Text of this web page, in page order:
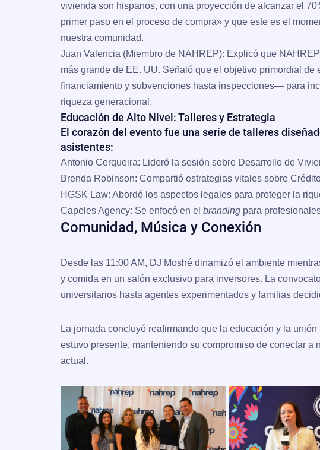
vivienda son hispanos, con una proyección de alcanzar el
primer paso en el proceso de compra» y que este es el
nuestra comunidad.
Juan Valencia (Miembro de NAHREP): Explicó que
más grande de EE. UU. Señaló que el objetivo primordial
financiamiento y subvenciones hasta inspecciones— para
riqueza generacional.
Educación de Alto Nivel: Talleres y Estrategia
El corazón del evento fue una serie de talleres
asistentes:
Antonio Cerqueira: Lideró la sesión sobre Desarrollo de
Brenda Robinson: Compartió estrategias vitales sobre
HGSK Law: Abordó los aspectos legales para proteger la
Capeles Agency: Se enfocó en el branding para
Comunidad, Música y Conexión
Desde las 11:00 AM, DJ Moshé dinamizó el ambiente
y comida en un salón exclusivo para inversores. La
universitarios hasta agentes experimentados y familias
La jornada concluyó reafirmando que la educación y la
estuvo presente, manteniendo su compromiso de conectar
actual.